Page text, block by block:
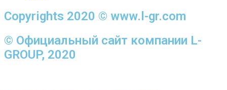
Copyrights 2020 © www.l-gr.com
© Официальный сайт компании L-
GROUP, 2020